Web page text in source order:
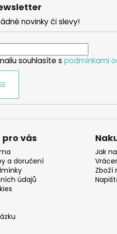
novinky či slevy!
souhlasíte s podmínkami
vás
a doručení
údajů
Jak
Zboží